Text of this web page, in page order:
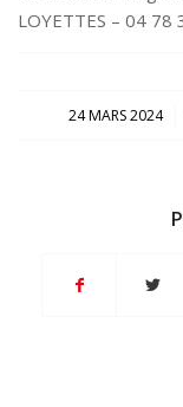
LOYETTES – 04
24 MARS 2024
/